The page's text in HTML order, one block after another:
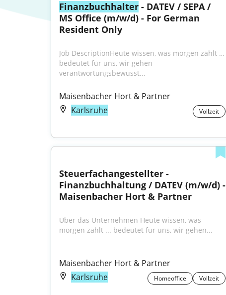
Finanzbuchhalter - DATEV / SEPA /
MS Office (m/w/d) - For German
Resident Only
Job DescriptionHeute wissen, was morgen zählt …
bedeutet für uns, wir gehen
verantwortungsbewusst...
Maisenbacher Hort & Partner
Karlsruhe
Vollzeit
Steuerfachangestellter -
Finanzbuchhaltung / DATEV (m/w/d) -
Maisenbacher Hort & Partner
Über das Unternehmen Heute wissen, was
morgen zählt ... bedeutet für uns, wir gehen...
Maisenbacher Hort & Partner
Karlsruhe
Homeoffice Vollzeit